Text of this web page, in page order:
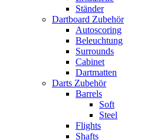
Ständer
Dartboard Zubehör
Autoscoring
Beleuchtung
Surrounds
Cabinet
Dartmatten
Darts Zubehör
Barrels
Soft
Steel
Flights
Shafts